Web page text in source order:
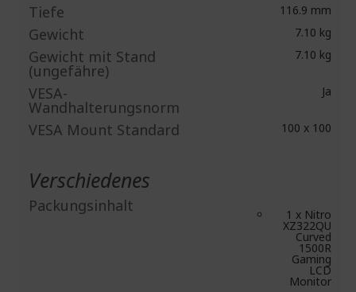
Tiefe 116.9 mm
Gewicht 7.10 kg
Gewicht mit Stand
(ungefähre)
7.10 kg
VESA-
Wandhalterungsnorm
Ja
VESA Mount Standard 100 x 100
Verschiedenes
Packungsinhalt 1 x Nitro
XZ322QU
Curved
1500R
Gaming
LCD
Monitor